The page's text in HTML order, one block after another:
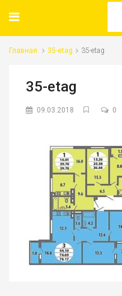
Главная 35-etag 35-etag
35-etag
09.03.2018 0